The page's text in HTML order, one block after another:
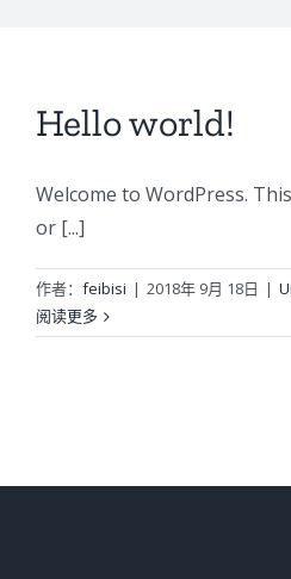
Hello world!
Welcome to WordPress.
or [...]
作者： feibisi | 2018年 9月 18日 |
阅读更多